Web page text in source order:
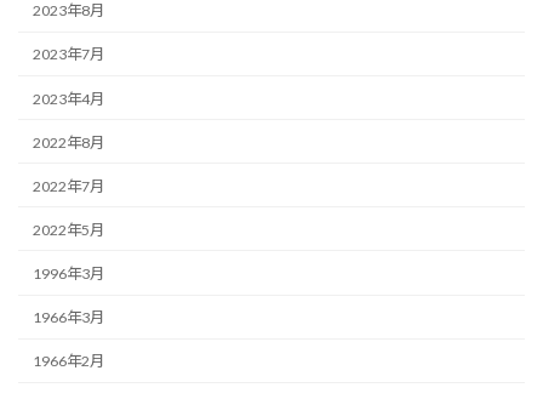
2023年8月
2023年7月
2023年4月
2022年8月
2022年7月
2022年5月
1996年3月
1966年3月
1966年2月